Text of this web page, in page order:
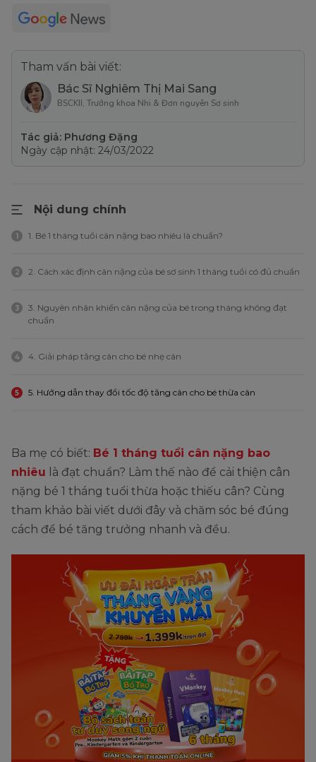
Tham vấn bài viết:
Bác Sĩ Nghiêm Thị Mai Sang
BSCKII, Trưởng khoa Nhi & Đơn nguyên Sơ sinh
Tác giả: Phương Đặng
Ngày cập nhật: 24/03/2022
Nội dung chính
1 1. Bé 1 tháng tuổi cân nặng bao nhiêu là chuẩn?
2 2. Cách xác định cân nặng của bé sơ sinh 1 tháng tuổi có đủ chuẩn
3
3. Nguyên nhân khiến cân nặng của bé trong tháng không đạt
chuẩn
4 4. Giải pháp tăng cân cho bé nhẹ cân
5 5. Hướng dẫn thay đổi tốc độ tăng cân cho bé thừa cân
Ba mẹ có biết: Bé 1 tháng tuổi cân nặng bao
nhiêu là đạt chuẩn? Làm thế nào để cải thiện cân
nặng bé 1 tháng tuổi thừa hoặc thiếu cân? Cùng
tham khảo bài viết dưới đây và chăm sóc bé đúng
cách để bé tăng trưởng nhanh và đều.